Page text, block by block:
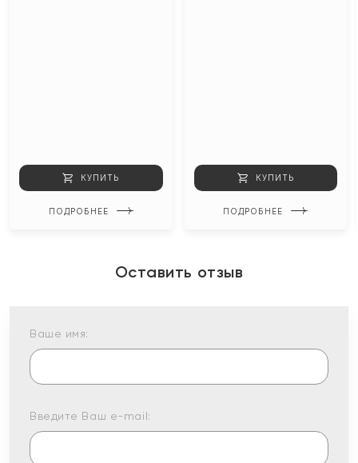
КУПИТЬ
ПОДРОБНЕЕ
КУПИТЬ
ПОДРОБНЕЕ
Оставить отзыв
Ваше имя:
Введите Ваш e-mail: